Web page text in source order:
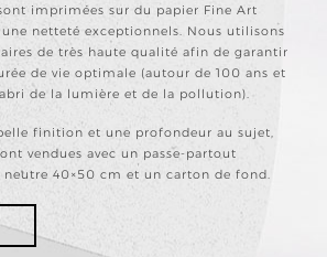
imprimées sur du papier Fine Art
netteté exceptionnels. Nous utilisons
de très haute qualité afin de garantir
de vie optimale (autour de 100 ans et
de la lumière et de la pollution).
finition et une profondeur au sujet,
vendues avec un passe-partout
neutre 40×50 cm et un carton de fond.